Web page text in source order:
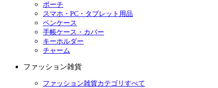
ポーチ
スマホ・PC・タブレット用品
ペンケース
手帳ケース・カバー
キーホルダー
チャーム
ファッション雑貨
ファッション雑貨カテゴリすべて